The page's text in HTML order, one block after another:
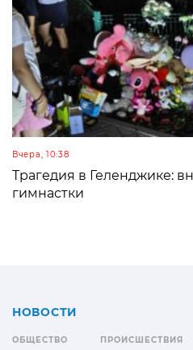
Вчера, 10:38
Трагедия в Геленджике:
гимнастки
НОВОСТИ
ОБЩЕСТВО ПРОИСШЕСТВИЯ